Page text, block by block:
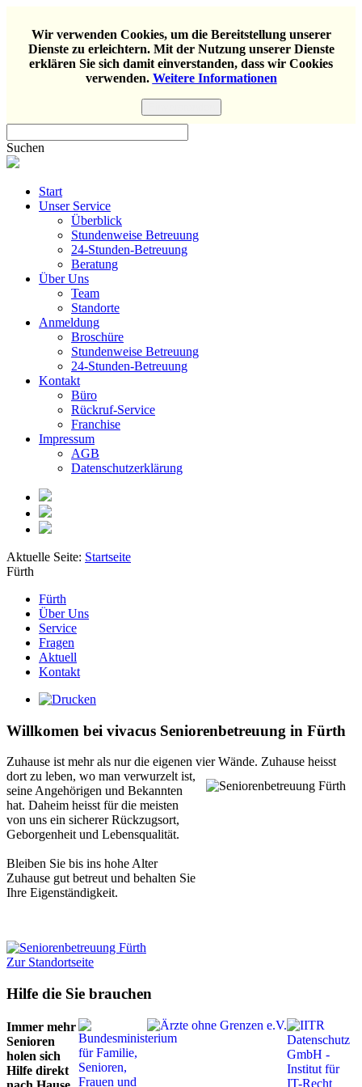
Wir verwenden Cookies, um die Bereitstellung unserer
Dienste zu erleichtern. Mit der Nutzung unserer Dienste
erklären Sie sich damit einverstanden, dass wir Cookies
verwenden. Weitere Informationen
Suchen
Start
Unser Service
Überblick
Stundenweise Betreuung
24-Stunden-Betreuung
Beratung
Über Uns
Team
Standorte
Anmeldung
Broschüre
Stundenweise Betreuung
24-Stunden-Betreuung
Kontakt
Büro
Rückruf-Service
Franchise
Impressum
AGB
Datenschutzerklärung
Aktuelle Seite: Startseite
Fürth
Fürth
Über Uns
Service
Fragen
Aktuell
Kontakt
Willkomen bei vivacus Seniorenbetreuung in Fürth
Zuhause ist mehr als nur die eigenen vier Wände. Zuhause heisst
dort zu leben, wo man verwurzelt ist,
seine Angehörigen und Bekannten
hat. Daheim heisst für die meisten
von uns ein sicherer Rückzugsort,
Geborgenheit und Lebensqualität.
Bleiben Sie bis ins hohe Alter
Zuhause gut betreut und behalten Sie
Ihre Eigenständigkeit.
Zur Standortseite
Hilfe die Sie brauchen
Immer mehr
Senioren
holen sich
Hilfe direkt